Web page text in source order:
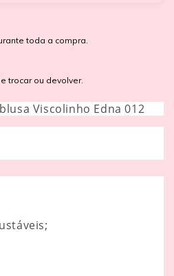
toda a compra.
trocar ou devolver.
Viscolinho Edna 012